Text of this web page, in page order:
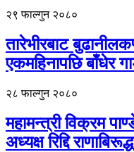
२९ फाल्गुन २०८०
तारेभीरबाट
एकमहिनापछि बाँधेर
२८ फाल्गुन २०८०
महामन्त्री विक्रम
अध्यक्ष रिद्दि